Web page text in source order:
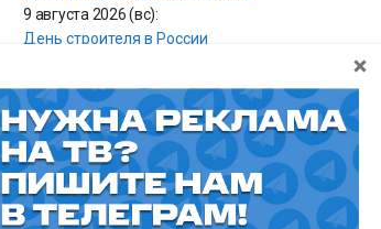
9 августа 2026 (вс):
День строителя в России
RUTUBE ОК ДЗЕН